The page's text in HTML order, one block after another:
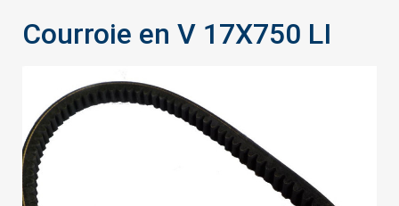
Courroie en V 17X750 LI